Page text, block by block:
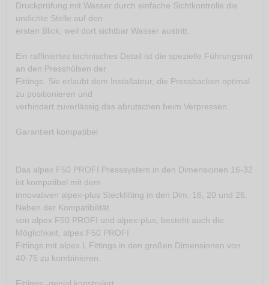
Druckprüfung mit Wasser durch einfache Sichtkontrolle die
undichte Stelle auf den
ersten Blick, weil dort sichtbar Wasser austritt.
Ein raffiniertes technisches Detail ist die spezielle Führungsnut
an den Presshülsen der
Fittings. Sie erlaubt dem Installateur, die Pressbacken optimal
zu positionieren und
verhindert zuverlässig das abrutschen beim Verpressen.
Garantiert kompatibel
Das alpex F50 PROFI Presssystem in den Dimensionen 16-32
ist kompatibel mit dem
innovativen alpex-plus Steckfitting in den Dim. 16, 20 und 26.
Neben der Kompatibilität
von alpex F50 PROFI und alpex-plus, besteht auch die
Möglichkeit, alpex F50 PROFI
Fittings mit alpex L Fittings in den großen Dimensionen von
40-75 zu kombinieren.